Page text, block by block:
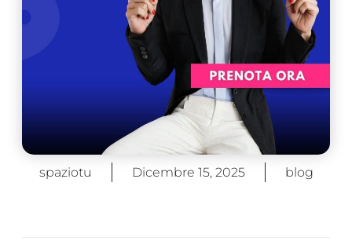
spaziotu Dicembre 15, 2025 blog